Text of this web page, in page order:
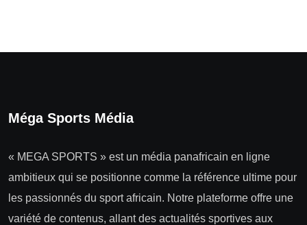
Méga Sports Média
« MEGA SPORTS » est un média panafricain en ligne
ambitieux qui se positionne comme la référence ultime pour
les passionnés du sport africain. Notre plateforme offre une
variété de contenus, allant des actualités sportives aux